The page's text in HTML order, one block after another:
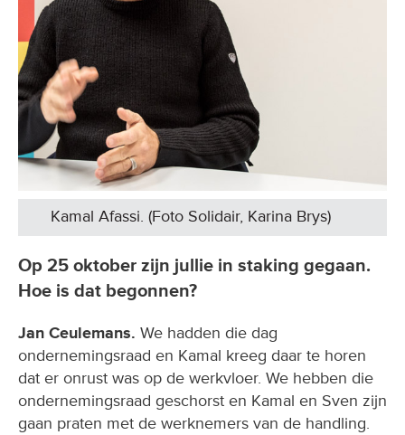
Kamal Afassi. (Foto Solidair, Karina Brys)
Op 25 oktober zijn jullie in staking gegaan.
Hoe is dat begonnen?
Jan Ceulemans. We hadden die dag
ondernemingsraad en Kamal kreeg daar te horen
dat er onrust was op de werkvloer. We hebben die
ondernemingsraad geschorst en Kamal en Sven zijn
gaan praten met de werknemers van de handling.